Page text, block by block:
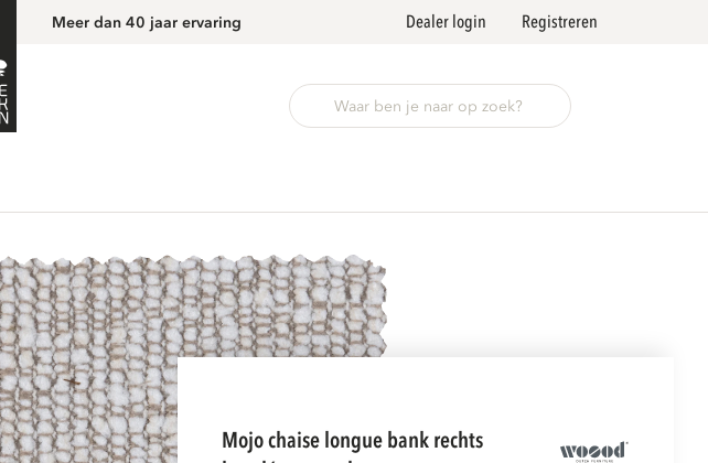
Meer dan 40 jaar ervaring Dealer login Registreren
mojo chaise longue bank rechts